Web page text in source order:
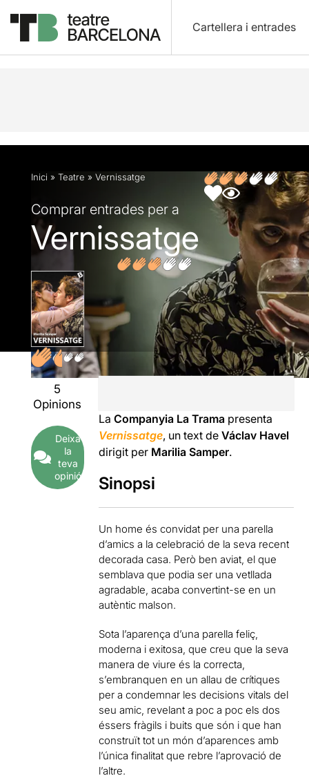
Cartellera i entrades
Descripció Fitxa artística Fotos i vídeos
Inici » Teatre » Vernissatge
Comprar entrades per a
Vernissatge
5
Opinions
Deixa
la
teva
opinió
LaCompanyia La Trama presenta
Vernissatge, un text deVáclav Havel
dirigit per Marilia Samper.
Sinopsi
Un home és convidat per una parella
d’amics a la celebració de la seva recent
decorada casa. Però ben aviat, el que
semblava que podia ser una vetllada
agradable, acaba convertint-se en un
autèntic malson.
Sota l’aparença d’una parella feliç,
moderna i exitosa, que creu que la seva
manera de viure és la correcta,
s’embranquen en un allau de crítiques
per a condemnar les decisions vitals del
seu amic, revelant a poc a poc els dos
éssers fràgils i buits que són i que han
construït tot un món d’aparences amb
l’única finalitat que rebre l’aprovació de
l’altre.